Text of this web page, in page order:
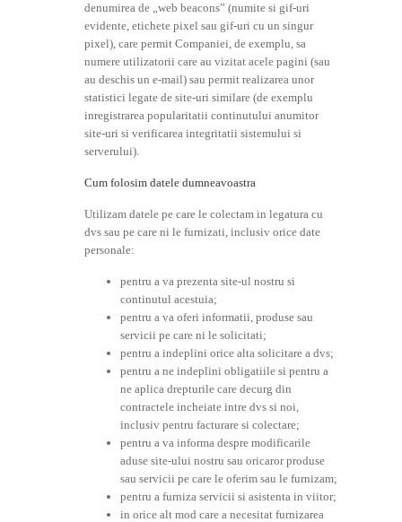
denumirea de „web beacons” (numite si gif-uri
evidente, etichete pixel sau gif-uri cu un singur
pixel), care permit Companiei, de exemplu, sa
numere utilizatorii care au vizitat acele pagini (sau
au deschis un e-mail) sau permit realizarea unor
statistici legate de site-uri similare (de exemplu
inregistrarea popularitatii continutului anumitor
site-uri si verificarea integritatii sistemului si
serverului).
Cum folosim datele dumneavoastra
Utilizam datele pe care le colectam in legatura cu
dvs sau pe care ni le furnizati, inclusiv orice date
personale:
pentru a va prezenta site-ul nostru si
continutul acestuia;
pentru a va oferi informatii, produse sau
servicii pe care ni le solicitati;
pentru a indeplini orice alta solicitare a dvs;
pentru a ne indeplini obligatiile si pentru a
ne aplica drepturile care decurg din
contractele incheiate intre dvs si noi,
inclusiv pentru facturare si colectare;
pentru a va informa despre modificarile
aduse site-ului nostru sau oricaror produse
sau servicii pe care le oferim sau le furnizam;
pentru a furniza servicii si asistenta in viitor;
in orice alt mod care a necesitat furnizarea